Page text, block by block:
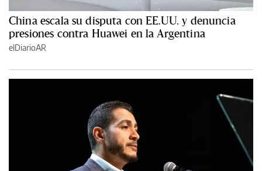
China escala su disputa con EE.UU. y denuncia
presiones contra Huawei en la Argentina
elDiarioAR